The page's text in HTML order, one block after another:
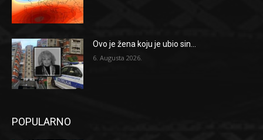
Ovo je žena koju je ubio sin...
6. Augusta 2026.
POPULARNO